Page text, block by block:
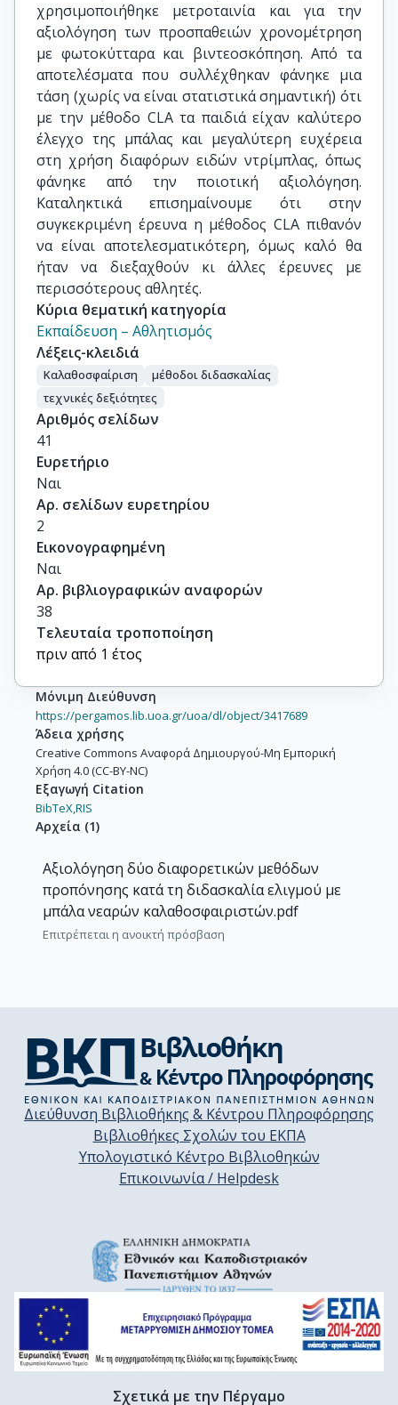
χρησιμοποιήθηκε μετροταινία και για την
αξιολόγηση των προσπαθειών χρονομέτρηση
με φωτοκύτταρα και βιντεοσκόπηση. Από τα
αποτελέσματα που συλλέχθηκαν φάνηκε μια
τάση (χωρίς να είναι στατιστικά σημαντική) ότι
με την μέθοδο CLA τα παιδιά είχαν καλύτερο
έλεγχο της μπάλας και μεγαλύτερη ευχέρεια
στη χρήση διαφόρων ειδών ντρίμπλας, όπως
φάνηκε από την ποιοτική αξιολόγηση.
Καταληκτικά επισημαίνουμε ότι στην
συγκεκριμένη έρευνα η μέθοδος CLA πιθανόν
να είναι αποτελεσματικότερη, όμως καλό θα
ήταν να διεξαχθούν κι άλλες έρευνες με
περισσότερους αθλητές.
Κύρια θεματική κατηγορία
Εκπαίδευση – Αθλητισμός
Λέξεις-κλειδιά
Καλαθοσφαίριση
μέθοδοι διδασκαλίας
τεχνικές δεξιότητες
Αριθμός σελίδων
41
Ευρετήριο
Ναι
Αρ. σελίδων ευρετηρίου
2
Εικονογραφημένη
Ναι
Αρ. βιβλιογραφικών αναφορών
38
Τελευταία τροποποίηση
πριν από 1 έτος
Μόνιμη Διεύθυνση
https://pergamos.lib.uoa.gr/uoa/dl/object/3417689
Άδεια χρήσης
Creative Commons Αναφορά Δημιουργού-Μη Εμπορική
Χρήση 4.0 (CC-BY-NC)
Εξαγωγή Citation
BibTeX,RIS
Αρχεία (1)
Αξιολόγηση δύο διαφορετικών μεθόδων
προπόνησης κατά τη διδασκαλία ελιγμού με
μπάλα νεαρών καλαθοσφαιριστών.pdf
Επιτρέπεται η ανοικτή πρόσβαση
Διεύθυνση Βιβλιοθήκης & Κέντρου Πληροφόρησης
Βιβλιοθήκες Σχολών του ΕΚΠΑ
Υπολογιστικό Κέντρο Βιβλιοθηκών
Επικοινωνία / Helpdesk
Σχετικά με την Πέργαμο